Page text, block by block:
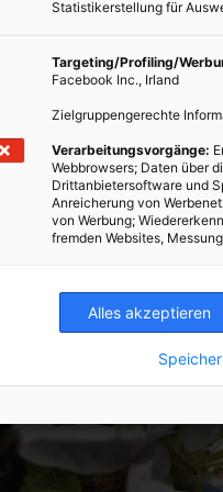
gestalten. Und an der
bietet einer
Vögel suchen in den
Statistikerstellung für
Targeting/Profiling/
Facebook Inc., Irland
Zielgruppengerechte
Verarbeitungsvorgänge:
Webbrowsers; Daten über
Drittanbietersoftware und
Anreicherung von
von Werbung;
fremden Websites,
Alles akzeptieren